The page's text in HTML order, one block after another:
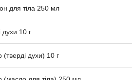
для тіла 250 мл
духи 10 г
духи) 10 г